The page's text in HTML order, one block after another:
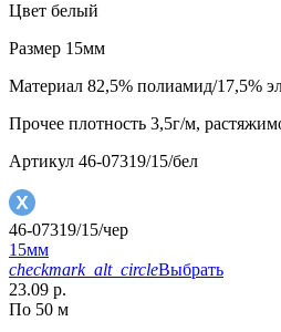
Цвет белый
Размер 15мм
Материал 82,5% полиамид/17,5%
Прочее плотность 3,5г/м,
Артикул 46-07319/15/бел
46-07319/15/чер
15мм
checkmark_alt_circleВыбрать
23.09 р.
По 50 м